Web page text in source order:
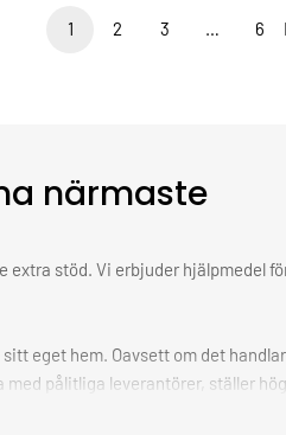
1 2 3 … 6
närmaste
stöd. Vi erbjuder hjälpmedel
eget hem. Oavsett om det
pålitliga leverantörer, ställer